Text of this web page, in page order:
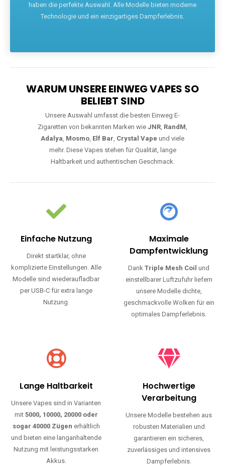
haben die perfekte Auswahl. Alle Modelle bieten moderne
Technologie und ein einzigartiges Dampferlebnis.
WARUM UNSERE EINWEG VAPES SO
BELIEBT SIND
Unsere Auswahl umfasst die besten Einweg E-
Zigaretten von bekannten Marken wie JNR RandM
Adalya Mosmo Elf Bar Crystal Vape und viele
mehr. Diese Vapes stehen für Qualität, lange
Haltbarkeit und authentischen Geschmack.
Einfache Nutzung
Direkt startklar, ohne
komplizierte Einstellungen. Alle
Modelle sind wiederaufladbar
per USB-C für extra lange
Nutzung.
Maximale
Dampfentwicklung
DankTriple Mesh Coil und
einstellbarer Luftzufuhr liefern
unsere Modelle dichte,
geschmackvolle Wolken für ein
optimales Dampferlebnis.
Lange Haltbarkeit
Unsere Vapes sind in Varianten
mit 5000, 10000, 20000 oder
sogar 40000 Zügen erhältlich
und bieten eine langanhaltende
Nutzung mit leistungsstarken
Akkus.
Hochwertige
Verarbeitung
Unsere Modelle bestehen aus
robusten Materialien und
garantieren ein sicheres,
zuverlässiges und intensives
Dampferlebnis.